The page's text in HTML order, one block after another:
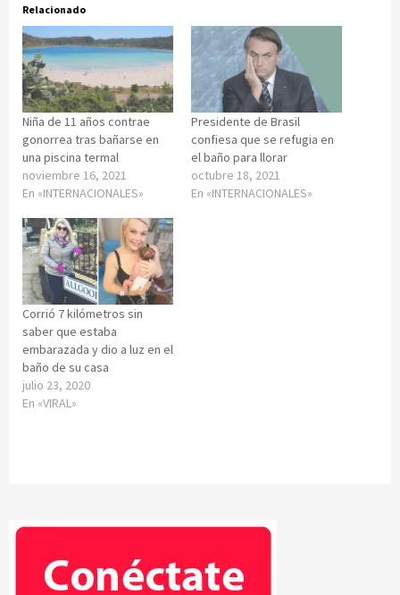
Relacionado
Niña de 11 años contrae
gonorrea tras bañarse en
una piscina termal
noviembre 16, 2021
En «INTERNACIONALES»
Presidente de Brasil
confiesa que se refugia en
el baño para llorar
octubre 18, 2021
En «INTERNACIONALES»
Corrió 7 kilómetros sin
saber que estaba
embarazada y dio a luz en el
baño de su casa
julio 23, 2020
En «VIRAL»